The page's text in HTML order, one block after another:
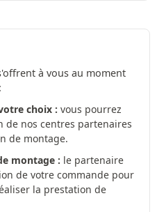
à vous au moment
choix : vous pourrez
de nos centres partenaires
de montage.
montage : le partenaire
de votre commande pour
la prestation de